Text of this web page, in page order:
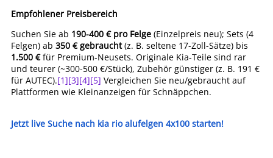
Empfohlener Preisbereich
Suchen Sie ab 190-400 € pro Felge (Einzelpreis neu); Sets (4
Felgen) ab 350 € gebraucht(z. B. seltene 17-Zoll-Sätze) bis
1.500 €für Premium-Neusets. Originale Kia-Teile sind rar
und teurer (~300-500 €/Stück), Zubehör günstiger (z. B. 191 €
für AUTEC).[1][3][4][5] Vergleichen Sie neu/gebraucht auf
Plattformen wie Kleinanzeigen für Schnäppchen.
Jetzt live Suche nach kia rio alufelgen 4x100 starten!